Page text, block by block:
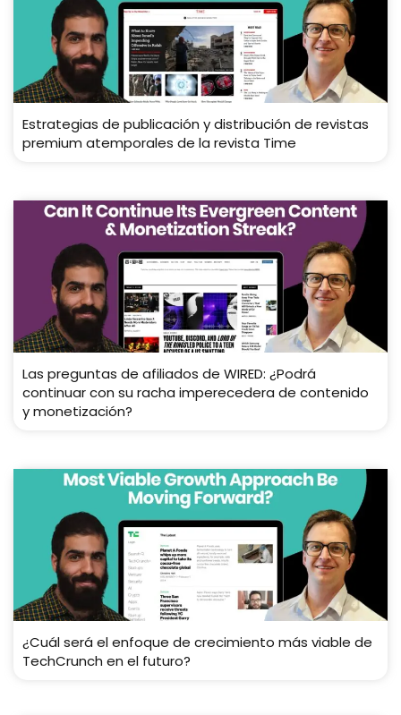
Estrategias de publicación y distribución de revistas
premium atemporales de la revista Time
Las preguntas de afiliados de WIRED: ¿Podrá
continuar con su racha imperecedera de contenido
y monetización?
¿Cuál será el enfoque de crecimiento más viable de
TechCrunch en el futuro?